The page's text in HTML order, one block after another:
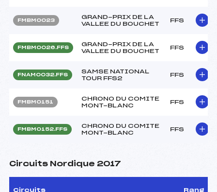
FMBM0023
GRAND-PRIX DE LA
VALLEE DU BOUCHET
FFS
FMBM0026.FFS
GRAND-PRIX DE LA
VALLEE DU BOUCHET
FFS
FNAM0032.FFS
SAMSE NATIONAL
TOUR FFS2
FFS
FMBM0151
CHRONO DU COMITE
MONT-BLANC
FFS
FMBM0152.FFS
CHRONO DU COMITE
MONT-BLANC
FFS
Circuits Nordique 2017
Circuits Rang